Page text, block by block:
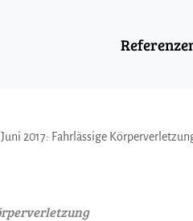
Juni 2017: Fahrlässige